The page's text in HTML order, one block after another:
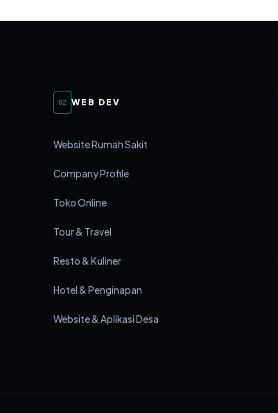
02 WEB DEV
Website Rumah Sakit
Company Profile
Toko Online
Tour & Travel
Resto & Kuliner
Hotel & Penginapan
Website & Aplikasi Desa